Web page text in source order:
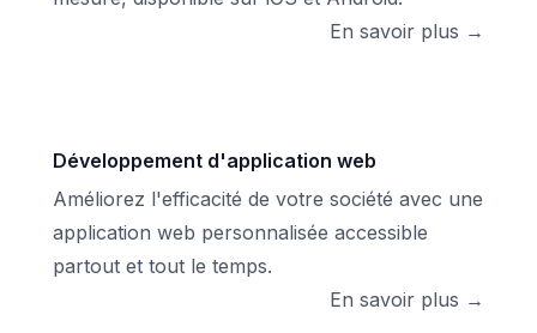
En savoir plus →
Développement d'application web
Améliorez l'efficacité de votre société avec une
application web personnalisée accessible
partout et tout le temps.
En savoir plus →